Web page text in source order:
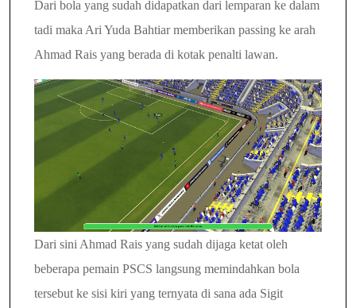
Dari bola yang sudah didapatkan dari lemparan ke dalam
tadi maka Ari Yuda Bahtiar memberikan passing ke arah
Ahmad Rais yang berada di kotak penalti lawan.
Dari sini Ahmad Rais yang sudah dijaga ketat oleh
beberapa pemain PSCS langsung memindahkan bola
tersebut ke sisi kiri yang ternyata di sana ada Sigit